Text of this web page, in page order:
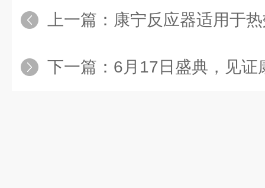
上一篇： 康宁反应器适用于
下一篇： 6月17日盛典，见证康宁 “产